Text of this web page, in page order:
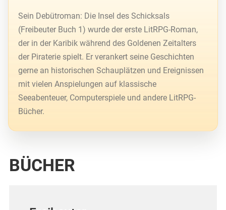
Sein Debütroman: Die Insel des Schicksals
(Freibeuter Buch 1) wurde der erste LitRPG-Roman,
der in der Karibik während des Goldenen Zeitalters
der Piraterie spielt. Er verankert seine Geschichten
gerne an historischen Schauplätzen und Ereignissen
mit vielen Anspielungen auf klassische
Seeabenteuer, Computerspiele und andere LitRPG-
Bücher.
BÜCHER